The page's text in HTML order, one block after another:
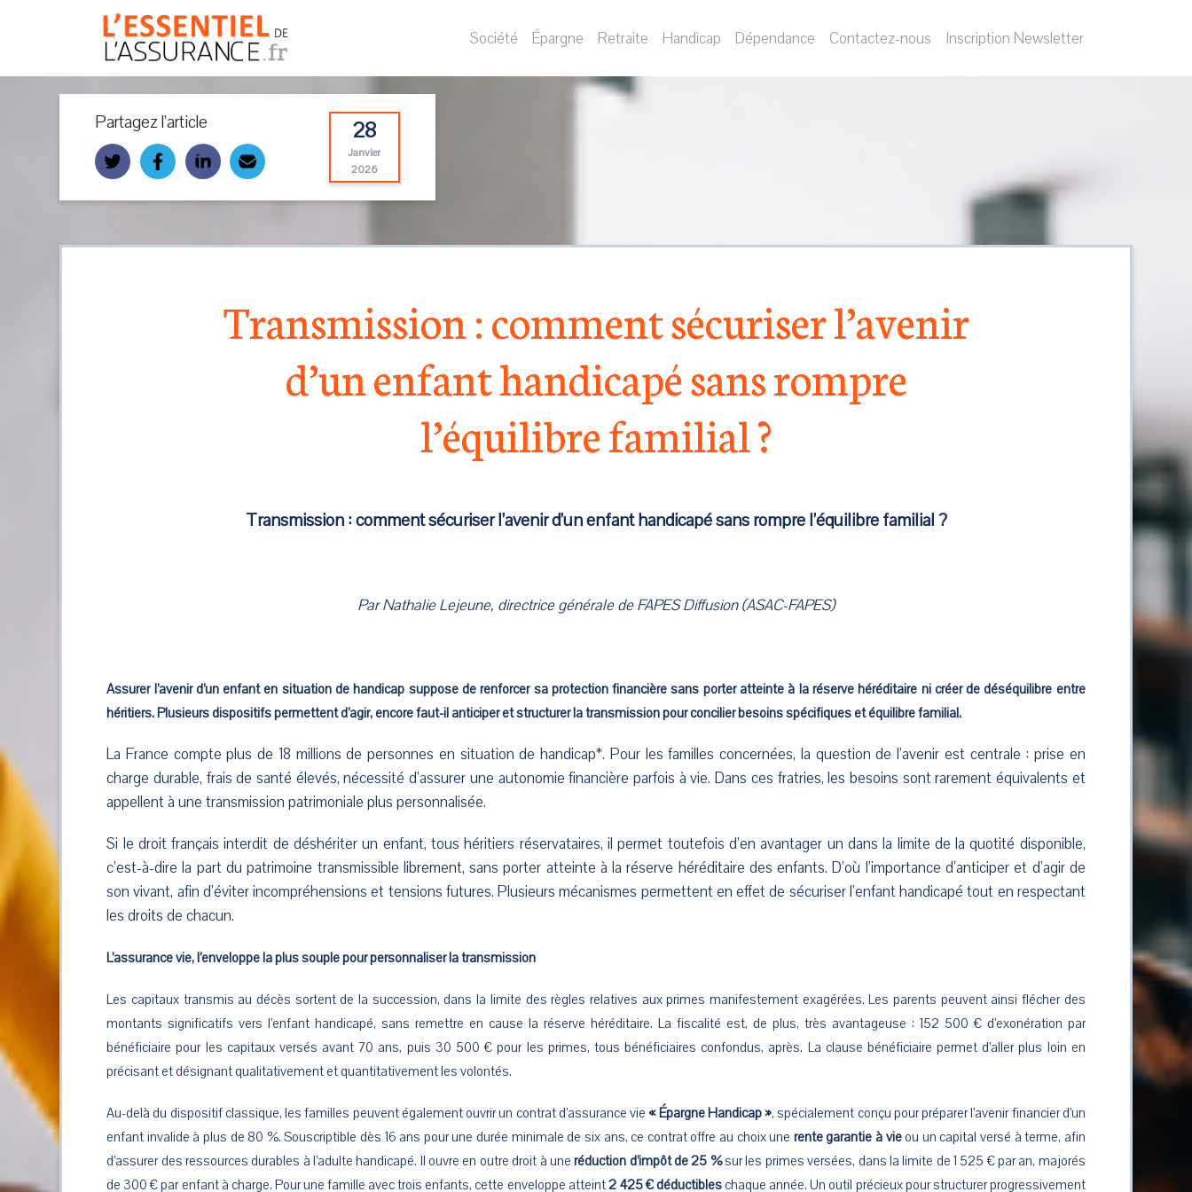
Société Épargne Retraite Handicap Dépendance Contactez-nous Inscription Newsletter
Partagez l’article 28
Janvier
2026
Transmission : comment sécuriser l’avenir
d’un enfant handicapé sans rompre
l’équilibre familial ?
Transmission : comment sécuriser l’avenir d’un enfant handicapé sans rompre l’équilibre familial ?
Par Nathalie Lejeune, directrice générale de FAPES Diffusion (ASAC-FAPES)
Assurer l’avenir d’un enfant en situation de handicap suppose de renforcer sa protection financière sans porter atteinte à la réserve héréditaire ni créer de déséquilibre entre
héritiers. Plusieurs dispositifs permettent d’agir, encore faut-il anticiper et structurer la transmission pour concilier besoins spécifiques et équilibre familial.
La France compte plus de 18 millions de personnes en situation de handicap*. Pour les familles concernées, la question de l’avenir est centrale : prise en
charge durable, frais de santé élevés, nécessité d’assurer une autonomie financière parfois à vie. Dans ces fratries, les besoins sont rarement équivalents et
appellent à une transmission patrimoniale plus personnalisée.
Si le droit français interdit de déshériter un enfant, tous héritiers réservataires, il permet toutefois d’en avantager un dans la limite de la quotité disponible,
c’est-à-dire la part du patrimoine transmissible librement, sans porter atteinte à la réserve héréditaire des enfants. D’où l’importance d’anticiper et d’agir de
son vivant, afin d’éviter incompréhensions et tensions futures. Plusieurs mécanismes permettent en effet de sécuriser l’enfant handicapé tout en respectant
les droits de chacun.
L’assurance vie, l’enveloppe la plus souple pour personnaliser la transmission
Les capitaux transmis au décès sortent de la succession, dans la limite des règles relatives aux primes manifestement exagérées. Les parents peuvent ainsi flécher des
montants significatifs vers l’enfant handicapé, sans remettre en cause la réserve héréditaire. La fiscalité est, de plus, très avantageuse : 152 500 € d’exonération par
bénéficiaire pour les capitaux versés avant 70 ans, puis 30 500 € pour les primes, tous bénéficiaires confondus, après. La clause bénéficiaire permet d’aller plus loin en
précisant et désignant qualitativement et quantitativement les volontés.
Au-delà du dispositif classique, les familles peuvent également ouvrir un contrat d’assurance vie « Épargne Handicap », spécialement conçu pour préparer l’avenir financier d’un
enfant invalide à plus de 80 %. Souscriptible dès 16 ans pour une durée minimale de six ans, ce contrat offre au choix une rente garantie à vieou un capital versé à terme, afin
d’assurer des ressources durables à l’adulte handicapé. Il ouvre en outre droit à uneréduction d’impôt de 25 %sur les primes versées, dans la limite de 1 525 € par an, majorés
de 300 € par enfant à charge. Pour une famille avec trois enfants, cette enveloppe atteint2 425 € déductibles chaque année. Un outil précieux pour structurer progressivement